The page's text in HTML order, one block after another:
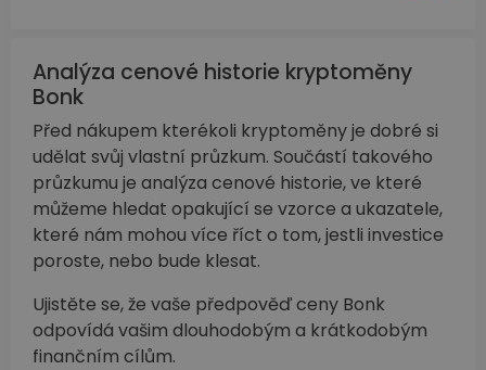
Analýza cenové historie kryptoměny
Bonk
Před nákupem kterékoli kryptoměny je dobré si
udělat svůj vlastní průzkum. Součástí takového
průzkumu je analýza cenové historie, ve které
můžeme hledat opakující se vzorce a ukazatele,
které nám mohou více říct o tom, jestli investice
poroste, nebo bude klesat.
Ujistěte se, že vaše předpověď ceny Bonk
odpovídá vašim dlouhodobým a krátkodobým
finančním cílům.